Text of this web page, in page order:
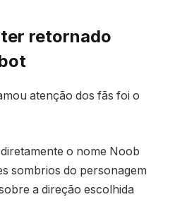
retornado
atenção dos fãs foi o
o nome Noob
sombrios do personagem
a direção escolhida